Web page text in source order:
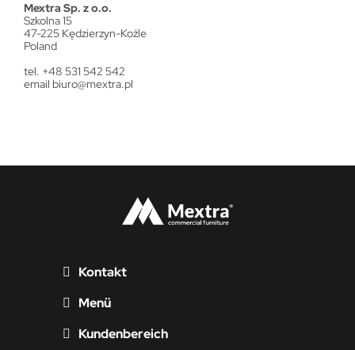
Mextra Sp. z o.o.
Szkolna 15
47-225 Kędzierzyn-Koźle
Poland
tel. +48 531 542 542
email biuro@mextra.pl
Kontakt
Menü
Kundenbereich